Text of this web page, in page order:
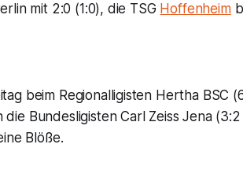
mit 2:0 (1:0), die TSG Hoffenheim
beim Regionalligisten Hertha BSC
die Bundesligisten Carl Zeiss Jena
Blöße.